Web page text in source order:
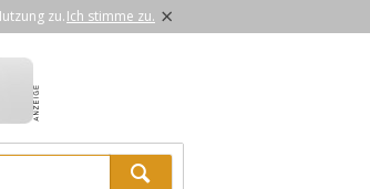
zu.Ich stimme zu. ×